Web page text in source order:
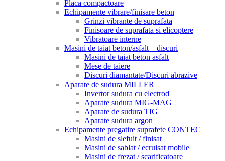
Placa compactoare
Echipamente vibrare/finisare beton
Grinzi vibrante de suprafata
Finisoare de suprafata si elicoptere
Vibratoare interne
Masini de taiat beton/asfalt – discuri
Masini de taiat beton asfalt
Mese de taiere
Discuri diamantate/Discuri abrazive
Aparate de sudura MILLER
Invertor sudura cu electrod
Aparate sudura MIG-MAG
Aparate de sudura TIG
Aparate sudura argon
Echipamente pregatire suprafete CONTEC
Masini de slefuit / finisat
Masini de sablat / ecruisat mobile
Masini de frezat / scarificatoare